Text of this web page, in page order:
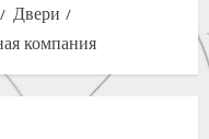
Двери
компания